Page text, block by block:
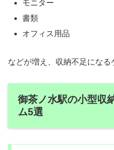
モニター
書類
オフィス用品
などが増え、収納不足になる
御茶ノ水駅の小型収
ム5選